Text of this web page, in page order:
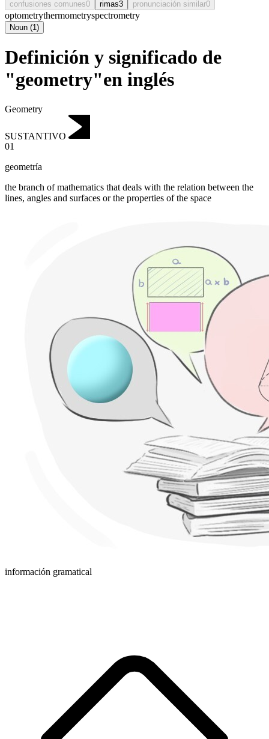
confusiones comunes0 rimas3 pronunciación similar0
optometrythermometryspectrometry
Noun (1)
Definición y significado de
"geometry"en inglés
Geometry
SUSTANTIVO
01
geometría
the branch of mathematics that deals with the relation between the
lines, angles and surfaces or the properties of the space
información gramatical